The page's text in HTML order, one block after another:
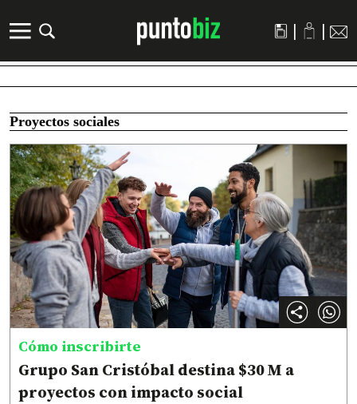
| |
Proyectos sociales
Cómo inscribirte
Grupo San Cristóbal destina $30 M a
proyectos con impacto social